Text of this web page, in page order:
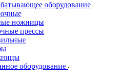
оборудование
ножницы
прессы
оборудование